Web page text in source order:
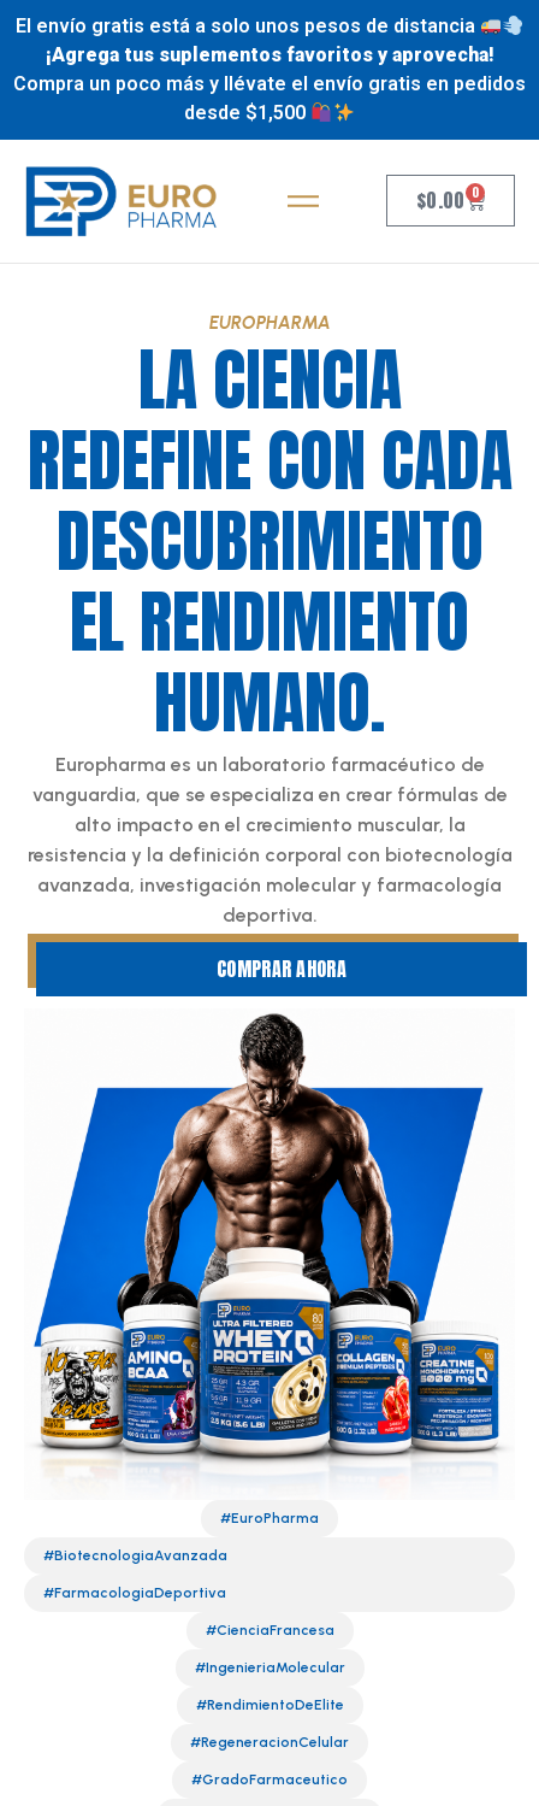
El envío gratis está a solo unos pesos de distancia
¡Agrega tus suplementos favoritos y aprovecha!
Compra un poco más y llévate el envío gratis en pedidos
desde $1,500
$0.00 0
EUROPHARMA
LA CIENCIA
REDEFINE CON CADA
DESCUBRIMIENTO
EL RENDIMIENTO
HUMANO.
Europharma es un laboratorio farmacéutico de
vanguardia, que se especializa en crear fórmulas de
alto impacto en el crecimiento muscular, la
resistencia y la definición corporal con biotecnología
avanzada, investigación molecular y farmacología
deportiva.
COMPRAR AHORA
#EuroPharma
#BiotecnologiaAvanzada
#FarmacologiaDeportiva
#CienciaFrancesa
#IngenieriaMolecular
#RendimientoDeElite
#RegeneracionCelular
#GradoFarmaceutico